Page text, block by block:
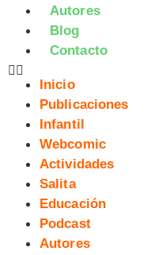
Autores
Blog
Contacto
Inicio
Publicaciones
Infantil
Webcomic
Actividades
Salita
Educación
Podcast
Autores